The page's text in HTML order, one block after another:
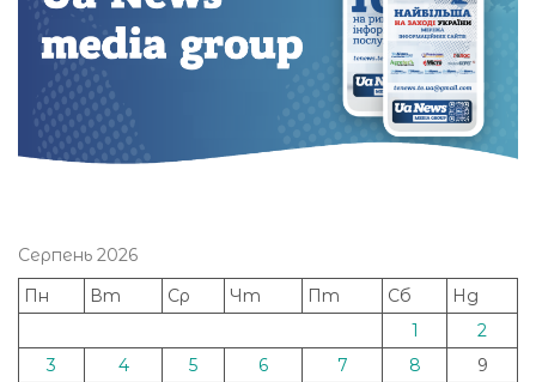
Серпень 2026
Пн
Вт Ср Чт Пт Сб
Нд
1
2
3
4 5 6 7 8
9